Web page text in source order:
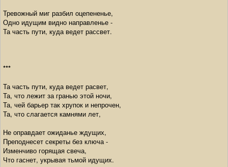
Тревожный миг разбил оцепененье,
Одно идущим видно направленье -
Та часть пути, куда ведет рассвет.
***
Та часть пути, куда ведет расвет,
Та, что лежит за гранью этой ночи,
Та, чей барьер так хрупок и непрочен,
Та, что слагается камнями лет,
Не оправдает ожиданье ждущих,
Преподнесет секреты без ключа -
Изменчиво горящая свеча,
Что гаснет, укрывая тьмой идущих.